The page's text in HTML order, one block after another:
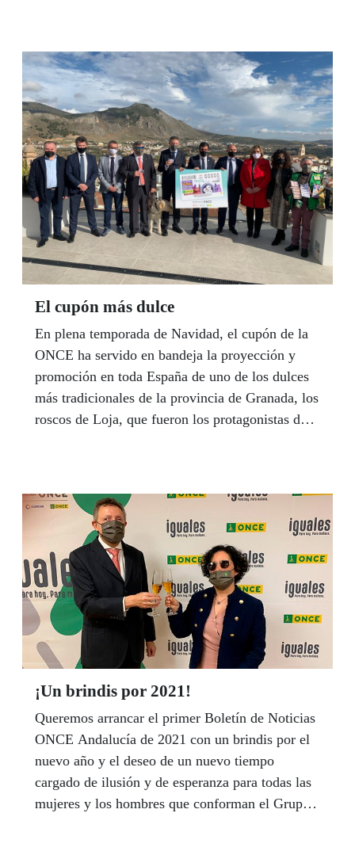
también va a participar en un proyecto
radiofónico inclusivo de la mano de la ONCE,
Radio Nacional de España y el Festival
Internacional del Teatro Clásico de Almagro.
El cupón más dulce
En plena temporada de Navidad, el cupón de la
ONCE ha servido en bandeja la proyección y
promoción en toda España de uno de los dulces
más tradicionales de la provincia de Granada, los
roscos de Loja, que fueron los protagonistas del
Cristóbal Martínez, presentaron en sociedad la
imagen de este cupón en el nuevo hotel El
Mirador del Grupo Abades, en un acto que contó
con una nutrida representación de los reposteros
lojeños.
¡Un brindis por 2021!
Queremos arrancar el primer Boletín de Noticias
ONCE Andalucía de 2021 con un brindis por el
nuevo año y el deseo de un nuevo tiempo
cargado de ilusión y de esperanza para todas las
mujeres y los hombres que conforman el Grupo